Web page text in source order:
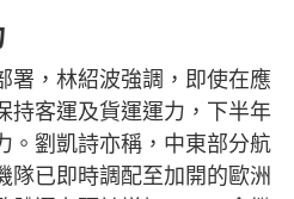
署，林紹波強調，即使在應
持客運及貨運運力，下半年
。劉凱詩亦稱，中東部分航
隊已即時調配至加開的歐洲